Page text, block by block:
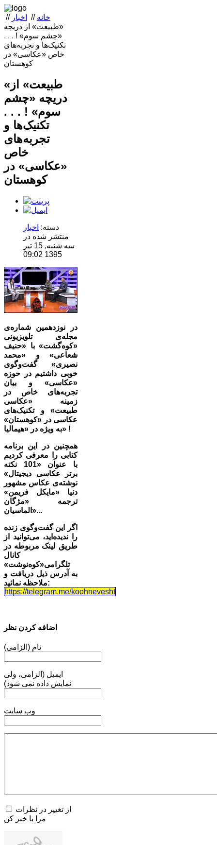
خانه // اخبار //
«طبیعت» از دریچه
«چشم سوم» ! . . .
تکنیک‌ها و تجربه‌های
خاص «عکاسی» در
کوهستان
«طبیعت» از
دریچه «چشم
سوم» ! . . .
تکنیک‌ها و
تجربه‌های
خاص
«عکاسی» در
کوهستان
دسته: اخبار
منتشر شده در
سه شنبه, 15 تیر
1395 09:02
در نوزدهمین شماره‌ی
مجله‌ی تلویزیونی
«کوه‌گشت» با «حنیف
شعاعی» و «محمد
نصیری» گفت‌وگوی
خوبی داشتیم در حوزه
«عکاسی» و بیان
تجربه‌های خاص در
زمینه «عکاسی
طبیعت» و تکنیک‌های
عکاسی در «کوهستان»
به ویژه در «هیمالیا» !
همچنین در این برنامه
کتابی را معرفی کردیم
با عنوان «101 نکته
برتر عکاسی دیجیتال»
نوشته‌ی عکاس مشهور
دنیا «مایکل فریمن»
ترجمه «مژگان
الماسیان»...
اگر این گفت‌وگوی زنده
را ندیده‌اید، می‌توانید از
طریق لینک مربوطه در
کانال
تلگرامی«کوه‌نوشت»
به آدرس ذیل دریافت و
ملاحظه نمائید:
https://telegram.me/koohnevesht
اضافه کردن نظر
نام (الزامی)
ایمیل (الزامی، ولی
نمایش داده نمی شود)
وب سایت
از تغییر در نظرات
مرا با خبر کن